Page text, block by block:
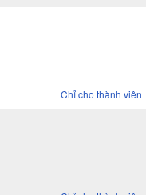
Chỉ cho thành viên